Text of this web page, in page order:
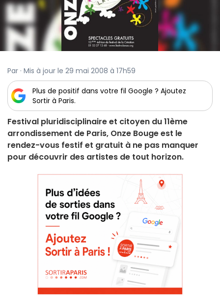
Par · Mis à jour le 29 mai 2008 à 17h59
Plus de positif dans votre fil Google ? Ajoutez
Sortir à Paris.
Festival pluridisciplinaire et citoyen du 11ème
arrondissement de Paris, Onze Bouge est le
rendez-vous festif et gratuit à ne pas manquer
pour découvrir des artistes de tout horizon.